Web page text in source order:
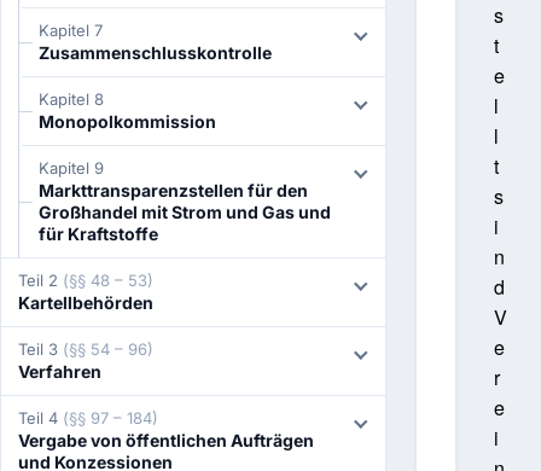
Kapitel 7
Zusammenschlusskontrolle
Kapitel 8
Monopolkommission
Kapitel 9
Markttransparenzstellen für den
Großhandel mit Strom und Gas und
für Kraftstoffe
Teil 2 (§§ 48 – 53)
Kartellbehörden
Teil 3 (§§ 54 – 96)
Verfahren
Teil 4 (§§ 97 – 184)
Vergabe von öffentlichen Aufträgen
und Konzessionen
s
t
e
l
l
t
s
i
n
d
V
e
r
e
i